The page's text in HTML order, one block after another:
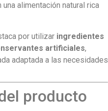
alimentación natural rica
por utilizar ingredientes
artificiales,
adaptada a las necesidades
producto